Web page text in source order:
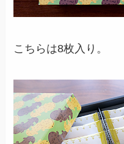
こちらは8枚入り。